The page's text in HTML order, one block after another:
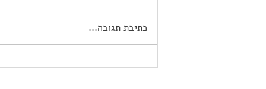
כתיבת תגובה...